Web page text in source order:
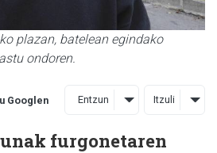
plazan, batelean egindako
ondoren.
Googlen Entzun Itzuli
furgonetaren